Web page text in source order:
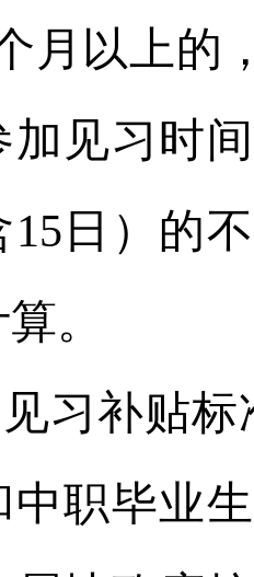
月以上的
加见习时
15日）的
。
补贴标
中职毕业